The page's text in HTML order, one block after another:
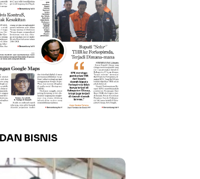
BISNIS